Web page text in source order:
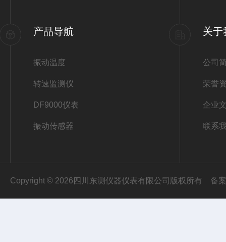
产品导航
振动温度
转速监测仪
DF9000仪表
振动传感器
关于
公司
荣誉
企业
联系
Copyright © 2026四川东测仪器仪表有限公司版权所有 备